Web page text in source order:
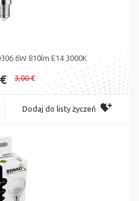
6W 810lm E14 3000K
3,00 €
Dodaj do listy życzeń